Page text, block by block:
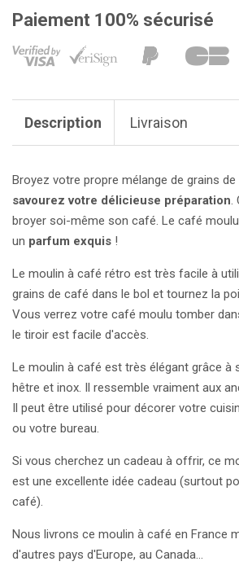
Paiement 100% sécurisé
Description Livraison
Broyez votre propre mélange de grains
savourez votre délicieuse préparation.
broyer soi-même son café. Le café
un parfum exquis !
Le moulin à café rétro est très facile à
grains de café dans le bol et tournez la
Vous verrez votre café moulu tomber
le tiroir est facile d'accès.
Le moulin à café est très élégant grâce à
hêtre et inox. Il ressemble vraiment aux
Il peut être utilisé pour décorer votre
ou votre bureau.
Si vous cherchez un cadeau à offrir, ce
est une excellente idée cadeau (surtout
café).
Nous livrons ce moulin à café en France
d'autres pays d'Europe, au Canada...